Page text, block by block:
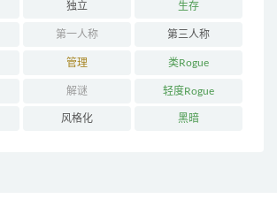
独立 生存
第一人称 第三人称
管理 类Rogue
解谜 轻度Rogue
风格化 黑暗